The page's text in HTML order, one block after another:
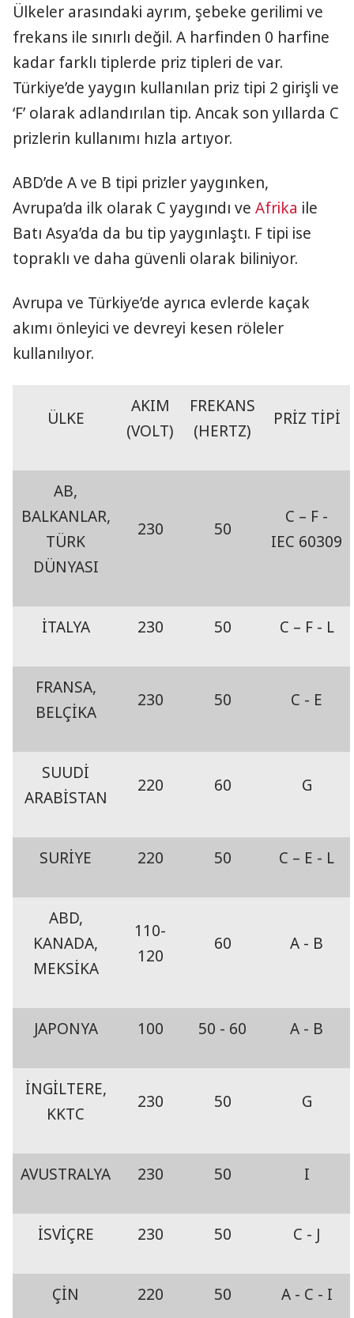
Ülkeler arasındaki ayrım, şebeke gerilimi ve
frekans ile sınırlı değil. A harfinden 0 harfine
kadar farklı tiplerde priz tipleri de var.
Türkiye’de yaygın kullanılan priz tipi 2 girişli ve
‘F’ olarak adlandırılan tip. Ancak son yıllarda C
prizlerin kullanımı hızla artıyor.
ABD’de A ve B tipi prizler yaygınken,
Avrupa’da ilk olarak C yaygındı ve Afrika ile
Batı Asya’da da bu tip yaygınlaştı. F tipi ise
topraklı ve daha güvenli olarak biliniyor.
Avrupa ve Türkiye’de ayrıca evlerde kaçak
akımı önleyici ve devreyi kesen röleler
kullanılıyor.
ÜLKE
AKIM
(VOLT)
FREKANS
(HERTZ)
PRİZ TİPİ
AB,
BALKANLAR,
TÜRK
DÜNYASI
230 50
C – F -
IEC 60309
İTALYA 230 50 C – F - L
FRANSA,
BELÇİKA
230 50 C - E
SUUDİ
ARABİSTAN
220 60 G
SURİYE 220 50 C – E - L
ABD,
KANADA,
MEKSİKA
110-
120
60 A - B
JAPONYA 100 50 - 60 A - B
İNGİLTERE,
KKTC
230 50 G
AVUSTRALYA 230 50 I
İSVİÇRE 230 50 C - J
ÇİN 220 50 A - C - I